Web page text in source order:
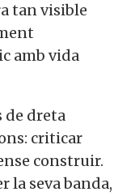
tan visible
amb vida
de dreta
criticar
construir.
la seva banda,